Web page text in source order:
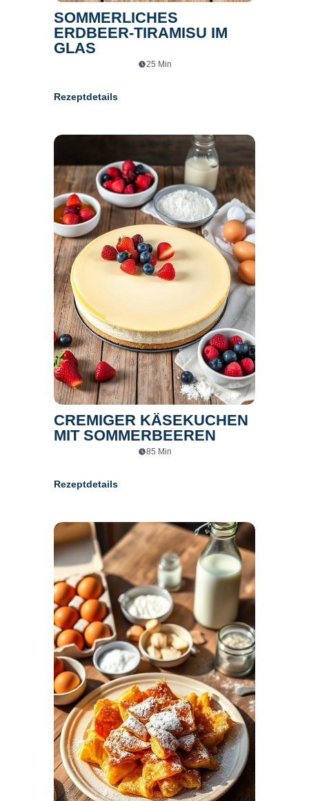
SOMMERLICHES
ERDBEER-TIRAMISU IM
GLAS
25 Min
Rezeptdetails
CREMIGER KÄSEKUCHEN
MIT SOMMERBEEREN
85 Min
Rezeptdetails